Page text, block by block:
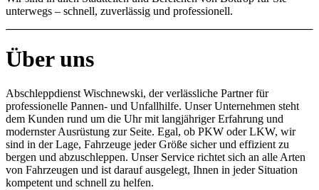
unterwegs – schnell, zuverlässig und professionell.
Über uns
Abschleppdienst Wischnewski, der verlässliche Partner für
professionelle Pannen- und Unfallhilfe. Unser Unternehmen steht
dem Kunden rund um die Uhr mit langjähriger Erfahrung und
modernster Ausrüstung zur Seite. Egal, ob PKW oder LKW, wir
sind in der Lage, Fahrzeuge jeder Größe sicher und effizient zu
bergen und abzuschleppen. Unser Service richtet sich an alle Arten
von Fahrzeugen und ist darauf ausgelegt, Ihnen in jeder Situation
kompetent und schnell zu helfen.